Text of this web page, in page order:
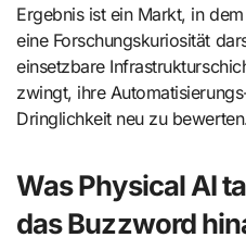
Ergebnis ist ein Markt, in
eine Forschungskuriosität
einsetzbare
zwingt, ihre
Dringlichkeit neu zu
Was Physical AI
das Buzzword